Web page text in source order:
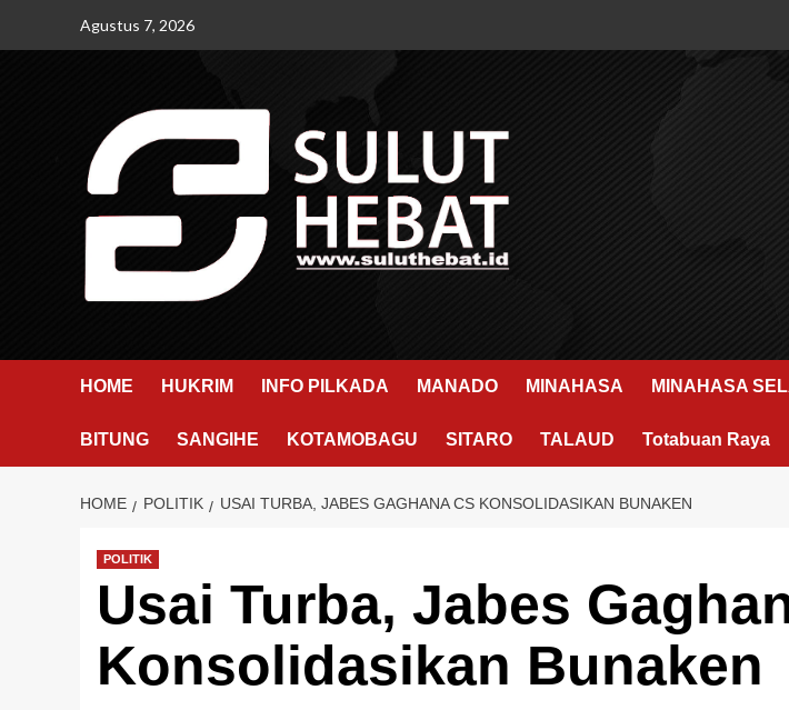
Agustus 7, 2026
HOME HUKRIM INFO PILKADA MANADO MINAHASA MINAHASA
BITUNG SANGIHE KOTAMOBAGU SITARO TALAUD Totabuan Raya
HOME POLITIK USAI TURBA, JABES GAGHANA CS KONSOLIDASIKAN BUNAKEN
POLITIK
Usai Turba, Jabes
Konsolidasikan Bunaken